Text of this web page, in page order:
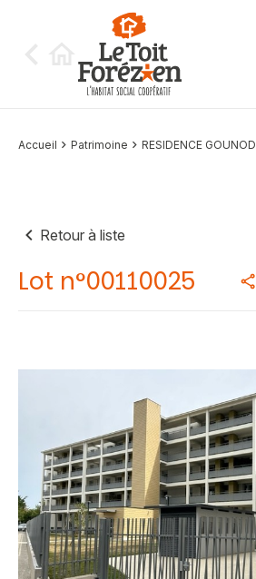
Accueil Patrimoine RESIDENCE GOUNOD
Retour à liste
Lot n°00110025